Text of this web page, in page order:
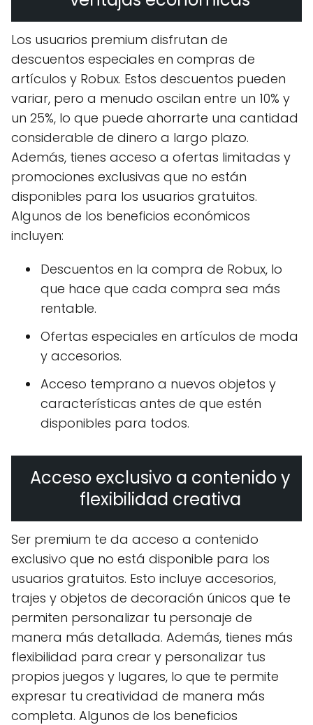
Los usuarios premium disfrutan de
descuentos especiales en compras de
artículos y Robux. Estos descuentos pueden
variar, pero a menudo oscilan entre un 10% y
un 25%, lo que puede ahorrarte una cantidad
considerable de dinero a largo plazo.
Además, tienes acceso a ofertas limitadas y
promociones exclusivas que no están
disponibles para los usuarios gratuitos.
Algunos de los beneficios económicos
incluyen:
Descuentos en la compra de Robux, lo
que hace que cada compra sea más
rentable.
Ofertas especiales en artículos de moda
y accesorios.
Acceso temprano a nuevos objetos y
características antes de que estén
disponibles para todos.
Acceso exclusivo a contenido y
flexibilidad creativa
Ser premium te da acceso a contenido
exclusivo que no está disponible para los
usuarios gratuitos. Esto incluye accesorios,
trajes y objetos de decoración únicos que te
permiten personalizar tu personaje de
manera más detallada. Además, tienes más
flexibilidad para crear y personalizar tus
propios juegos y lugares, lo que te permite
expresar tu creatividad de manera más
completa. Algunos de los beneficios